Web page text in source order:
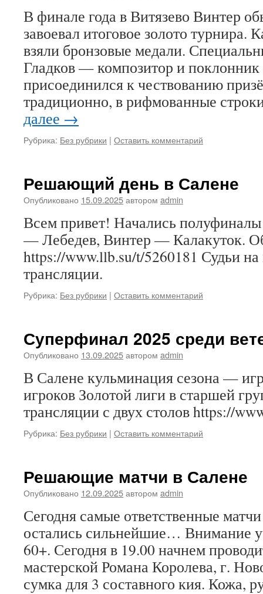
В финале года в Витязево Винтер
завоевал итоговое золото турнира.
взяли бронзовые медали.
Гладков — композитор и
присоединился к чествованию
традиционно, в рифмованные
далее →
Рубрика: Без рубрики | Оставить комментарий
Решающий день в Салене
Опубликовано 15.09.2025автором admin
Всем привет! Начались
— Лебедев, Винтер — Калакуток.
https://www.llb.su/t/5260181 Судьи на
трансляции.
Рубрика: Без рубрики | Оставить комментарий
Суперфинал 2025 среди
Опубликовано 13.09.2025автором admin
В Салене кульминация сезона —
игроков Золотой лиги в старшей
трансляции с двух столов https://
Рубрика: Без рубрики | Оставить комментарий
Решающие матчи в Салене
Опубликовано 12.09.2025автором admin
Сегодня самые ответственные
остались сильнейшие… Внимание
60+. Сегодня в 19.00 начнем
мастерской Романа Королева, г.
сумка для 3 составного кия. Кожа,